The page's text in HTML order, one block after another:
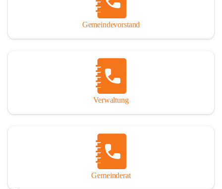
Gemeindevorstand
Verwaltung
Gemeinderat